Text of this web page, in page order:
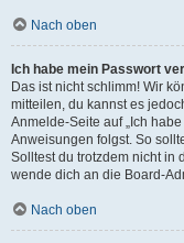
Nach oben
Ich habe mein Passwort
Das ist nicht schlimm! Wir
mitteilen, du kannst es
Anmelde-Seite auf „Ich
Anweisungen folgst. So
Solltest du trotzdem nicht in
wende dich an die Board-
Nach oben